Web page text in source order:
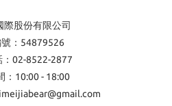
際股份有限公司
：54879526
：02-8522-2877
：10:00 - 18:00